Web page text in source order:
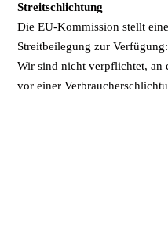
Streitschlichtung
Die EU-Kommission stellt
Streitbeilegung zur
Wir sind nicht verpflichtet, an
vor einer